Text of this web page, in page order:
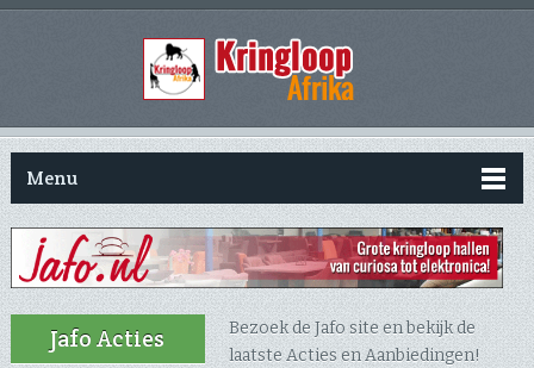
Menu
Jafo Acties
Bezoek de Jafo site en bekijk de
laatste Acties en Aanbiedingen!